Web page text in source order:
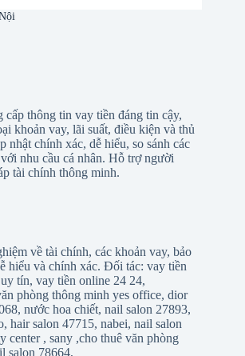
thông tin vay tiền đáng tin cậy,
khoản vay, lãi suất, điều kiện và thủ
nhật chính xác, dễ hiểu, so sánh các
nhu cầu cá nhân. Hỗ trợ người
tài chính thông minh.
về tài chính, các khoản vay, bảo
hiểu và chính xác. Đối tác: vay tiền
tín, vay tiền online 24 24,
phòng thông minh yes office, dior
, nước hoa chiết, nail salon 27893,
, hair salon 47715, nabei, nail salon
center, sany ,cho thuê văn phòng
salon 78664,